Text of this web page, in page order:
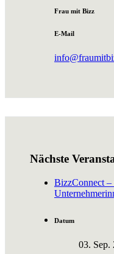
Frau mit Bizz
E-Mail
Nächste
BizzConnect –
Datum
03. Sep.